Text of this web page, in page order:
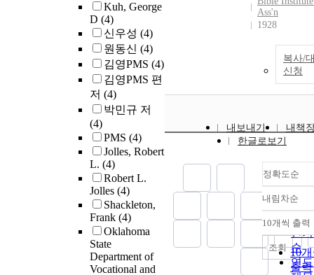
Kuh, George
D (4)
신우성 (4)
원동신 (4)
김영PMS (4)
김영PMS 편
저 (4)
박민규 저
(4)
PMS (4)
Jolles, Robert
L. (4)
Robert L.
Jolles (4)
Shackleton,
Frank (4)
Oklahoma
State
Department of
Vocational and
Ass'n
1928
복사/
신청
내보내기
내책
한글로보기
정확도순
정
순
인
순
연
내림차순
내
10개씩 출력
10
출력
조회